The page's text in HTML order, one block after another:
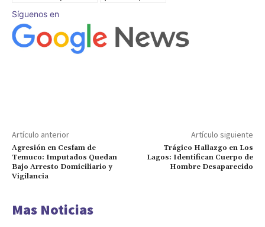
Síguenos en
Artículo anterior
Agresión en Cesfam de
Temuco: Imputados Quedan
Bajo Arresto Domiciliario y
Vigilancia
Artículo siguiente
Trágico Hallazgo en Los
Lagos: Identifican Cuerpo de
Hombre Desaparecido
Mas Noticias